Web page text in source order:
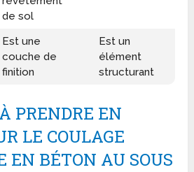
de sol
Est une
couche de
finition
Est un
élément
structurant
PRENDRE EN
LE COULAGE
EN BÉTON AU SOUS